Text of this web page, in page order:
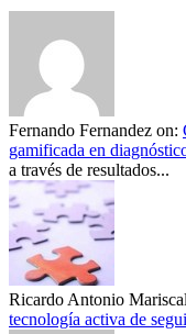
Fernando Fernandez on:
gamificada en
a través de resultados...
Ricardo Antonio
tecnología activa de